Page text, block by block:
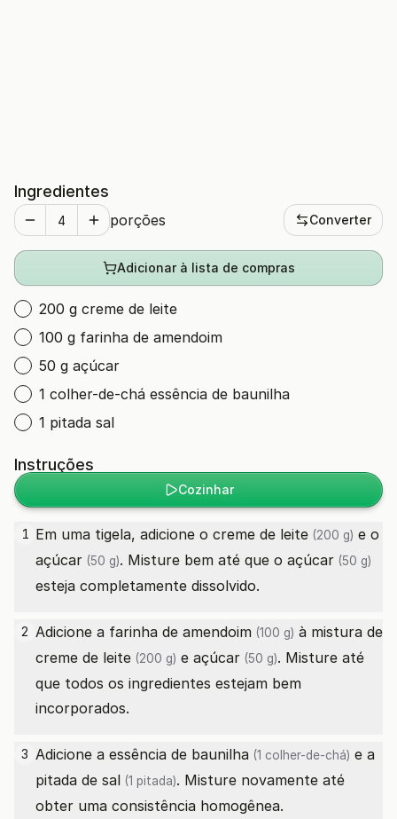
Ingredientes
porções Converter
Adicionar à lista de compras
200 g creme de leite
100 g farinha de amendoim
50 g açúcar
1 colher-de-chá essência de baunilha
1 pitada sal
Instruções
Cozinhar
1 Em uma tigela, adicione o creme de leite (200 g) e o
açúcar (50 g). Misture bem até que o açúcar (50 g)
esteja completamente dissolvido.
2 Adicione a farinha de amendoim (100 g) à mistura de
creme de leite (200 g) e açúcar (50 g). Misture até
que todos os ingredientes estejam bem
incorporados.
3 Adicione a essência de baunilha (1 colher-de-chá) e a
pitada de sal (1 pitada). Misture novamente até
obter uma consistência homogênea.